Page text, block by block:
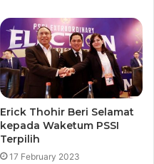
Erick Thohir Beri Selamat
kepada Waketum PSSI
Terpilih
17 February 2023